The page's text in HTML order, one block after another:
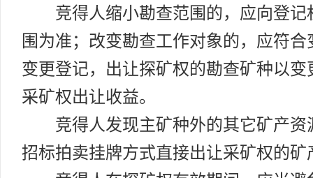
竞得人缩小勘查范围的，应向登
围为准；改变勘查工作对象的，应符
变更登记，出让探矿权的勘查矿种以
采矿权出让收益。
竞得人发现主矿种外的其它矿产
招标拍卖挂牌方式直接出让采矿权的矿